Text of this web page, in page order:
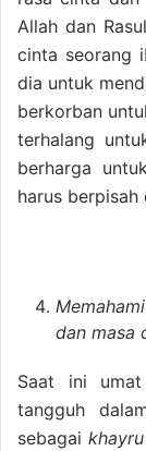
Allah dan
cinta seorang
dia untuk
berkorban
terhalang
berharga
harus
dan masa
Saat ini umat
tangguh
sebagai